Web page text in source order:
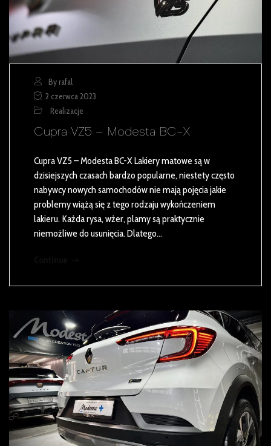
By rafal
2 czerwca 2023
Realizacje
Cupra VZ5 – Modesta BC-X
Cupra VZ5 – Modesta BC-X Lakiery matowe są w
dzisiejszych czasach bardzo popularne, niestety często
nabywcy nowych samochodów nie mają pojęcia jakie
problemy wiążą się z tego rodzaju wykończeniem
lakieru. Każda rysa, wżer, plamy są praktycznie
niemożliwe do usunięcia. Dlatego…